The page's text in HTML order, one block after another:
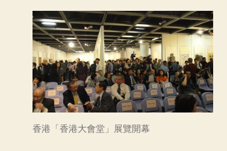
香港「香港大會堂」展覽開幕